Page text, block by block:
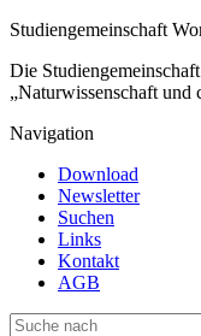
Studiengemeinschaft
Die
„Naturwissenschaft und
Navigation
Download
Newsletter
Suchen
Links
Kontakt
AGB